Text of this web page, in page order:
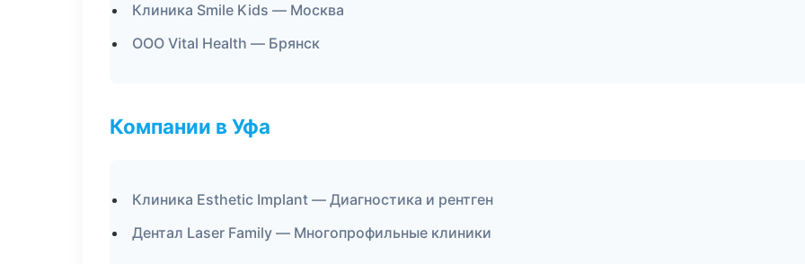
Клиника Smile Kids — Москва
ООО Vital Health — Брянск
Компании в Уфа
Клиника Esthetic Implant — Диагностика и рентген
Дентал Laser Family — Многопрофильные клиники